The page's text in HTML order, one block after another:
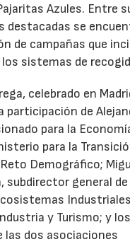
Azules. Entre
destacadas se
de campañas que
los sistemas de
celebrado en
participación de
para la
para la
Demográfico;
subdirector general de
y Turismo; y los
las dos asociaciones